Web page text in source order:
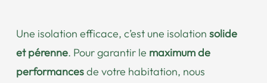
Une isolation efficace, c’est une isolation solide
et pérenne. Pour garantir le maximum de
performancesde votre habitation, nous